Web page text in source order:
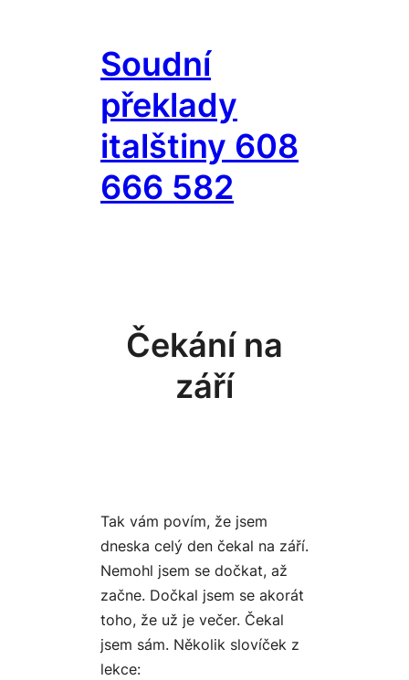
obsahSoudní
překlady
italštiny 608
666 582
Čekání na
září
Tak vám povím, že jsem
dneska celý den čekal na září.
Nemohl jsem se dočkat, až
začne. Dočkal jsem se akorát
toho, že už je večer. Čekal
jsem sám. Několik slovíček z
lekce: